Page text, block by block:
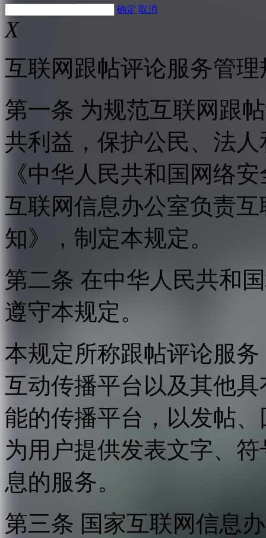
确定 取消
X
互联网跟帖评论服务管理
第一条 为规范互联网跟
共利益，保护公民、法
《中华人民共和国网络
互联网信息办公室负责
知》，制定本规定。
第二条 在中华人民共和
遵守本规定。
本规定所称跟帖评论服
互动传播平台以及其他
能的传播平台，以发帖
为用户提供发表文字、
息的服务。
第三条 国家互联网信息